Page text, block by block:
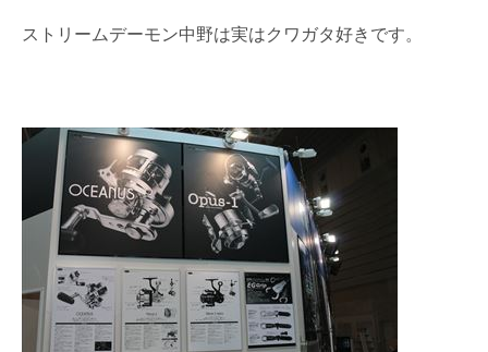
ストリームデーモン中野は実はクワガタ好きです。